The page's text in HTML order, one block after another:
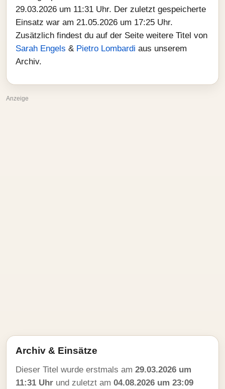
29.03.2026 um 11:31 Uhr. Der zuletzt gespeicherte
Einsatz war am 21.05.2026 um 17:25 Uhr.
Zusätzlich findest du auf der Seite weitere Titel von
Sarah Engels & Pietro Lombardi aus unserem
Archiv.
Anzeige
Archiv & Einsätze
Dieser Titel wurde erstmals am 29.03.2026 um
11:31 Uhr und zuletzt am 04.08.2026 um 23:09